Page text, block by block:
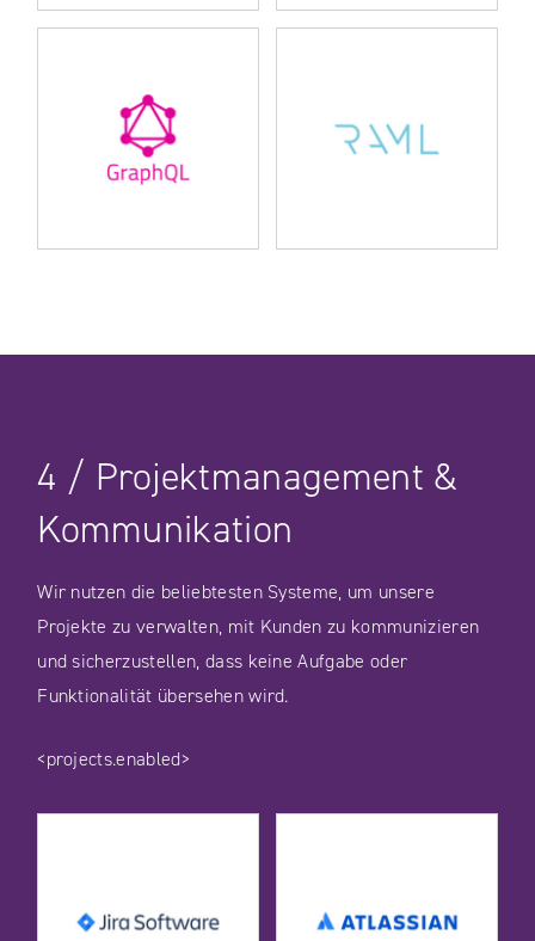
4 / Projektmanagement &
Kommunikation
Wir nutzen die beliebtesten Systeme, um unsere
Projekte zu verwalten, mit Kunden zu kommunizieren
und sicherzustellen, dass keine Aufgabe oder
Funktionalität übersehen wird.
<projects.enabled>